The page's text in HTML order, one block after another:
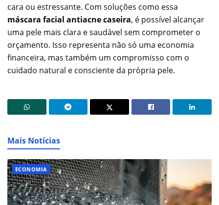
cara ou estressante. Com soluções como essa
máscara facial antiacne caseira, é possível alcançar
uma pele mais clara e saudável sem comprometer o
orçamento. Isso representa não só uma economia
financeira, mas também um compromisso com o
cuidado natural e consciente da própria pele.
Mais Notícias
ECONOMIA